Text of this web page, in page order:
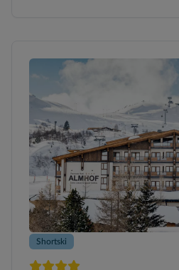
Shortski
4 sterren